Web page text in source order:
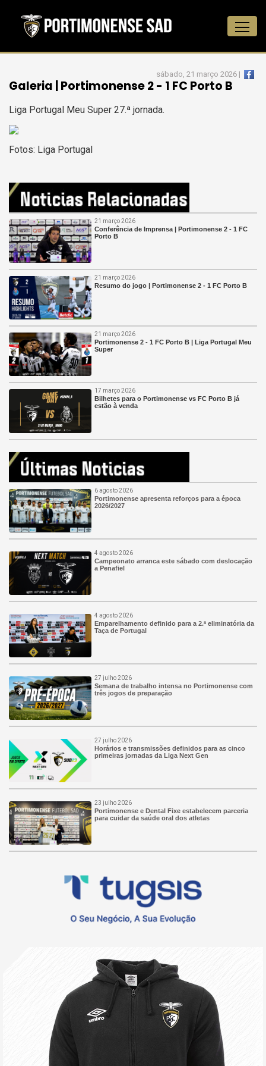
sábado, 21 março 2026 |
Galeria | Portimonense 2 - 1 FC Porto B
Liga Portugal Meu Super 27.ª jornada.
Fotos: Liga Portugal
21 março 2026
Conferência de Imprensa | Portimonense 2 - 1 FC
Porto B
21 março 2026
Resumo do jogo | Portimonense 2 - 1 FC Porto B
21 março 2026
Portimonense 2 - 1 FC Porto B | Liga Portugal Meu
Super
17 março 2026
Bilhetes para o Portimonense vs FC Porto B já
estão à venda
6 agosto 2026
Portimonense apresenta reforços para a época
2026/2027
4 agosto 2026
Campeonato arranca este sábado com deslocação
a Penafiel
4 agosto 2026
Emparelhamento definido para a 2.ª eliminatória da
Taça de Portugal
27 julho 2026
Semana de trabalho intensa no Portimonense com
três jogos de preparação
27 julho 2026
Horários e transmissões definidos para as cinco
primeiras jornadas da Liga Next Gen
23 julho 2026
Portimonense e Dental Fixe estabelecem parceria
para cuidar da saúde oral dos atletas